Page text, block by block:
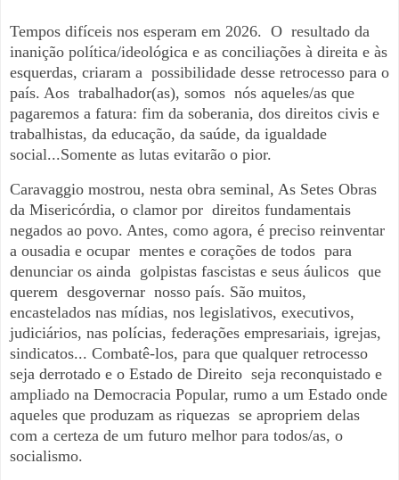
Tempos difíceis nos esperam em 2026. O resultado da
inanição política/ideológica e as conciliações à direita e às
esquerdas, criaram a possibilidade desse retrocesso para o
país. Aos trabalhador(as), somos nós aqueles/as que
pagaremos a fatura: fim da soberania, dos direitos civis e
trabalhistas, da educação, da saúde, da igualdade
social...Somente as lutas evitarão o pior.
Caravaggio mostrou, nesta obra seminal, As Setes Obras
da Misericórdia, o clamor por direitos fundamentais
negados ao povo. Antes, como agora, é preciso reinventar
a ousadia e ocupar mentes e corações de todos para
denunciar os ainda golpistas fascistas e seus áulicos que
querem desgovernar nosso país. São muitos,
encastelados nas mídias, nos legislativos, executivos,
judiciários, nas polícias, federações empresariais, igrejas,
sindicatos... Combatê-los, para que qualquer retrocesso
seja derrotado e o Estado de Direito seja reconquistado e
ampliado na Democracia Popular, rumo a um Estado onde
aqueles que produzam as riquezas se apropriem delas
com a certeza de um futuro melhor para todos/as, o
socialismo.